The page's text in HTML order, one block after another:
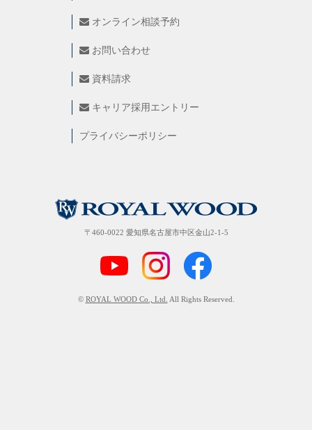
オンライン相談予約
お問い合わせ
資料請求
キャリア採用エントリー
プライバシーポリシー
〒460-0022 愛知県名古屋市中区金山2-1-5
© ROYAL WOOD Co., Ltd. All Rights Reserved.